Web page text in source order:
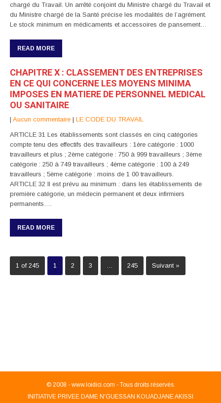
chargé du Travail. Un arrêté conjoint du Ministre chargé du Travail et
du Ministre chargé de la Santé précise les modalités de l’agrément.
Le stock minimum en médicaments et accessoires de pansement…
READ MORE
CHAPITRE X : CLASSEMENT DES ENTREPRISES
EN CE QUI CONCERNE LES MOYENS MINIMA
IMPOSES EN MATIERE DE PERSONNEL MEDICAL
OU SANITAIRE
| Aucun commentaire | LE CODE DU TRAVAIL
ARTICLE 31 Les établissements sont classés en cinq catégories
compte tenu des effectifs des travailleurs : 1ère catégorie : 1000
travailleurs et plus ; 2ème catégorie : 750 à 999 travailleurs ; 3ème
catégorie : 250 à 749 travailleurs ; 4ème catégorie : 100 à 249
travailleurs ; 5ème catégorie : moins de 1 00 travailleurs.
ARTICLE 32 Il est prévu au minimum : dans les établissements de
première catégorie, un médecin permanent et deux infirmiers
permanents….
READ MORE
1 of 245 1 2 3 245 Suivant »
© 2008 - www.loidici.com - Tous droits réservés.
INITIATIVE PRIVEE DAME N'GUESSAN KOUADJANE AKISSI